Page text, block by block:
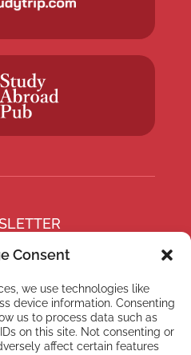
Consent
we use technologies like
device information. Consenting
us to process data such as
on this site. Not consenting or
affect certain features
newsletter